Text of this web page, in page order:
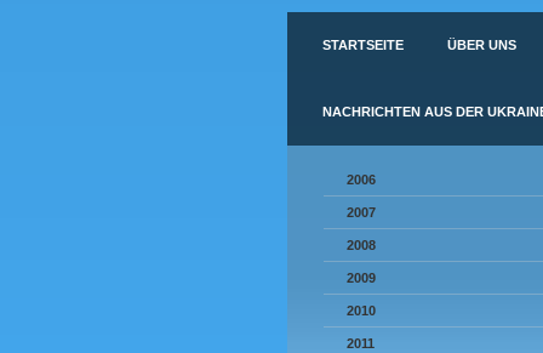
STARTSEITE ÜBER UNS
NACHRICHTEN AUS DER
2006
2007
2008
2009
2010
2011